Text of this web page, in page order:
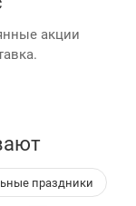
акции
праздники